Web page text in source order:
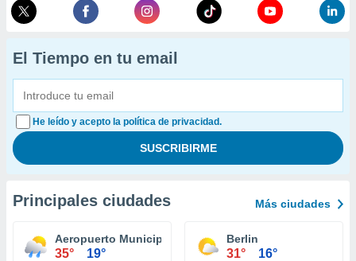
El Tiempo en tu email
He leído y acepto la política de privacidad.
Principales ciudades Más ciudades
Aeropuerto Municipal Concord
35° 19°
Berlin
31° 16°